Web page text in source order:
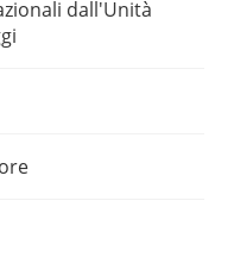
dall'Unità